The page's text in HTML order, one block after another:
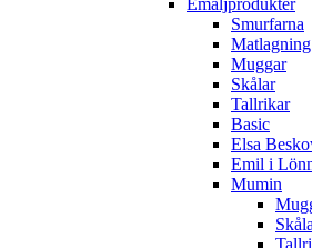
Smurfarna
Matlagning
Muggar
Skålar
Tallrikar
Basic
Elsa
Emil i
Mumin